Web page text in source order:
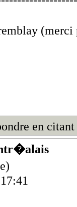
en citant